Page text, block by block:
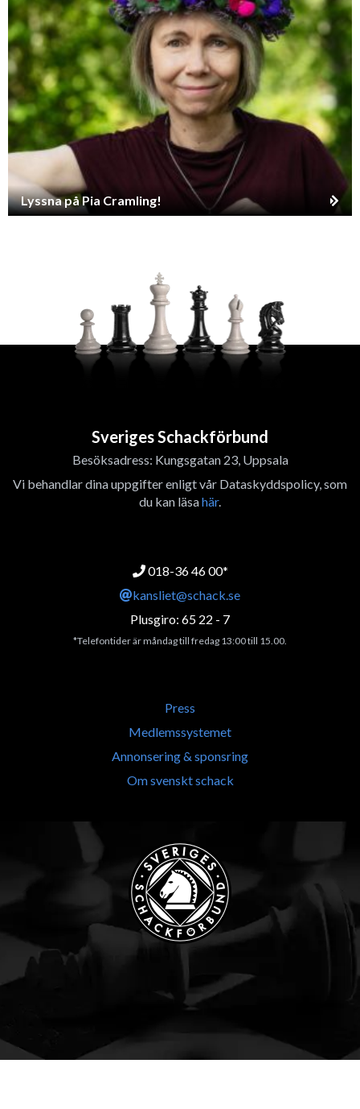
Lyssna på Pia Cramling!
Sveriges Schackförbund
Besöksadress: Kungsgatan 23, Uppsala
Vi behandlar dina uppgifter enligt vår Dataskyddspolicy, som
du kan läsahär.
018-36 46 00*
kansliet@schack.se
Plusgiro: 65 22 - 7
*Telefontider är måndag till fredag 13:00 till 15.00.
Press
Medlemssystemet
Annonsering & sponsring
Om svenskt schack